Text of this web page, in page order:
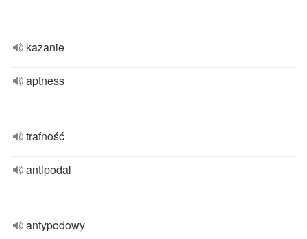
kazanie
aptness
trafność
antipodal
antypodowy